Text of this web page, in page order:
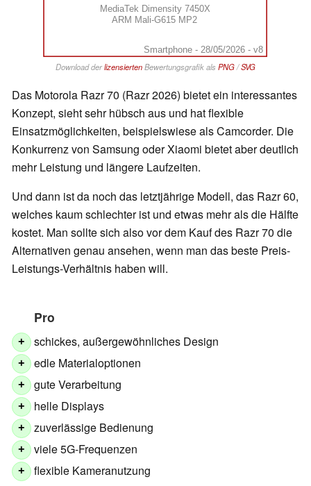
MediaTek Dimensity 7450X
ARM Mali-G615 MP2
Smartphone - 28/05/2026 - v8
Download derlizensiertenBewertungsgrafik als PNG/SVG
Das Motorola Razr 70 (Razr 2026) bietet ein interessantes
Konzept, sieht sehr hübsch aus und hat flexible
Einsatzmöglichkeiten, beispielswiese als Camcorder. Die
Konkurrenz von Samsung oder Xiaomi bietet aber deutlich
mehr Leistung und längere Laufzeiten.
Und dann ist da noch das letztjährige Modell, das Razr 60,
welches kaum schlechter ist und etwas mehr als die Hälfte
kostet. Man sollte sich also vor dem Kauf des Razr 70 die
Alternativen genau ansehen, wenn man das beste Preis-
Leistungs-Verhältnis haben will.
Pro
+ schickes, außergewöhnliches Design
+ edle Materialoptionen
+ gute Verarbeitung
+ helle Displays
+ zuverlässige Bedienung
+ viele 5G-Frequenzen
+ flexible Kameranutzung